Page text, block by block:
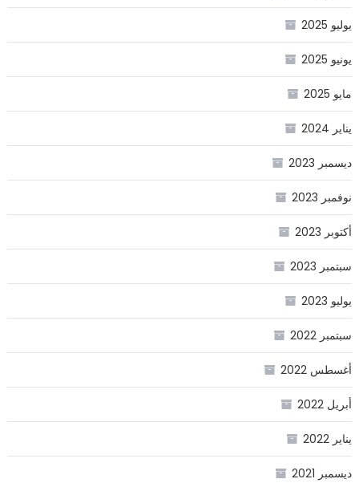
يوليو 2025
يونيو 2025
مايو 2025
يناير 2024
ديسمبر 2023
نوفمبر 2023
أكتوبر 2023
سبتمبر 2023
يوليو 2023
سبتمبر 2022
أغسطس 2022
أبريل 2022
يناير 2022
ديسمبر 2021